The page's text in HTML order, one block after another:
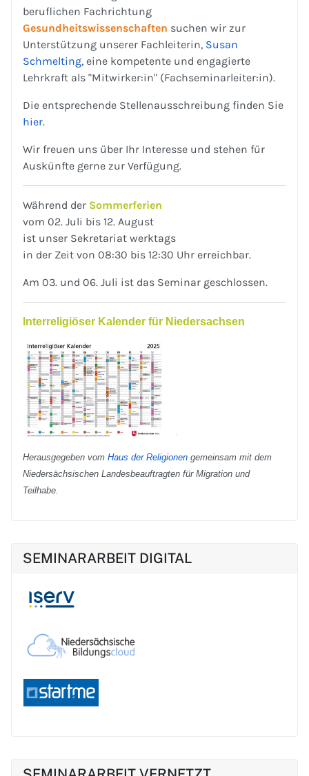
beruflichen Fachrichtung
Gesundheitswissenschaften suchen wir zur
Unterstützung unserer Fachleiterin, Susan
Schmelting, eine kompetente und engagierte
Lehrkraft als "Mitwirker:in" (Fachseminarleiter:in).
Die entsprechende Stellenausschreibung finden Sie
hier.
Wir freuen uns über Ihr Interesse und stehen für
Auskünfte gerne zur Verfügung.
Während der Sommerferien
vom 02. Juli bis 12. August
ist unser Sekretariat werktags
in der Zeit von 08:30 bis 12:30 Uhr erreichbar.
Am 03. und 06. Juli ist das Seminar geschlossen.
Interreligiöser Kalender für Niedersachsen
Herausgegeben vom Haus der Religionen gemeinsam mit dem
Niedersächsischen Landesbeauftragten für Migration und
Teilhabe.
SEMINARARBEIT DIGITAL